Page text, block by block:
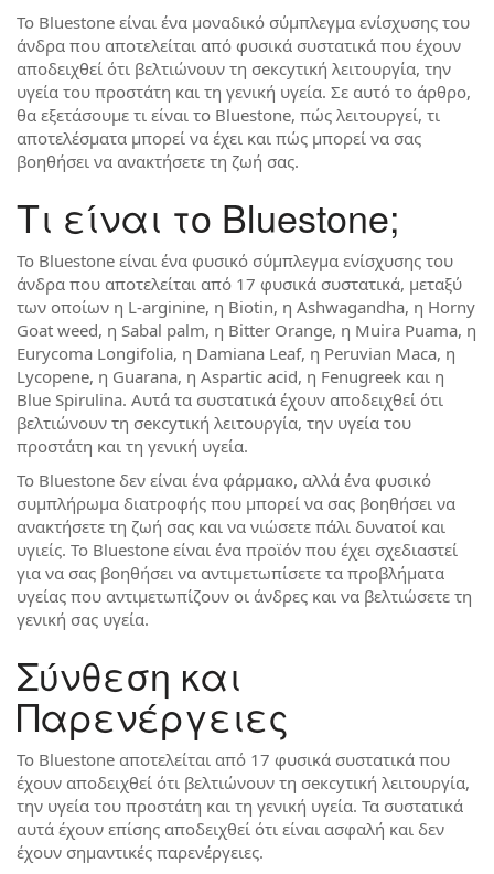
Το Bluestone είναι ένα μοναδικό σύμπλεγμα ενίσχυσης του
άνδρα που αποτελείται από φυσικά συστατικά που έχουν
αποδειχθεί ότι βελτιώνουν τη σексуτική λειτουργία, την
υγεία του προστάτη και τη γενική υγεία. Σε αυτό το άρθρο,
θα εξετάσουμε τι είναι το Bluestone, πώς λειτουργεί, τι
αποτελέσματα μπορεί να έχει και πώς μπορεί να σας
βοηθήσει να ανακτήσετε τη ζωή σας.
Τι είναι το Bluestone;
Το Bluestone είναι ένα φυσικό σύμπλεγμα ενίσχυσης του
άνδρα που αποτελείται από 17 φυσικά συστατικά, μεταξύ
των οποίων η L-arginine, η Biotin, η Ashwagandha, η Horny
Goat weed, η Sabal palm, η Bitter Orange, η Muira Puama, η
Eurycoma Longifolia, η Damiana Leaf, η Peruvian Maca, η
Lycopene, η Guarana, η Aspartic acid, η Fenugreek και η
Blue Spirulina. Αυτά τα συστατικά έχουν αποδειχθεί ότι
βελτιώνουν τη σексуτική λειτουργία, την υγεία του
προστάτη και τη γενική υγεία.
Το Bluestone δεν είναι ένα φάρμακο, αλλά ένα φυσικό
συμπλήρωμα διατροφής που μπορεί να σας βοηθήσει να
ανακτήσετε τη ζωή σας και να νιώσετε πάλι δυνατοί και
υγιείς. Το Bluestone είναι ένα προϊόν που έχει σχεδιαστεί
για να σας βοηθήσει να αντιμετωπίσετε τα προβλήματα
υγείας που αντιμετωπίζουν οι άνδρες και να βελτιώσετε τη
γενική σας υγεία.
Σύνθεση και
Παρενέργειες
Το Bluestone αποτελείται από 17 φυσικά συστατικά που
έχουν αποδειχθεί ότι βελτιώνουν τη σексуτική λειτουργία,
την υγεία του προστάτη και τη γενική υγεία. Τα συστατικά
αυτά έχουν επίσης αποδειχθεί ότι είναι ασφαλή και δεν
έχουν σημαντικές παρενέργειες.